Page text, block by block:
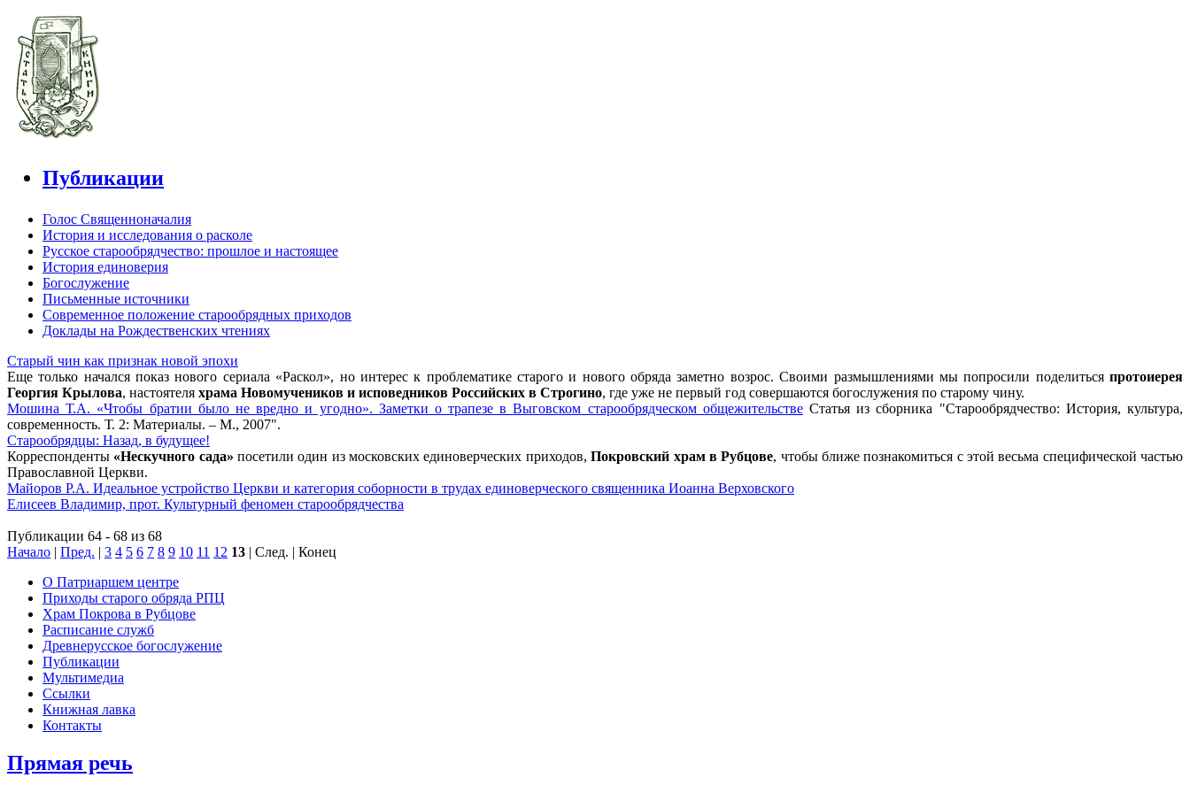
Публикации
Голос Священноначалия
История и исследования о расколе
Русское старообрядчество: прошлое и настоящее
История единоверия
Богослужение
Письменные источники
Современное положение старообрядных приходов
Доклады на Рождественских чтениях
Старый чин как признак новой эпохи
Еще только начался показ нового сериала «Раскол», но интерес к проблематике старого и нового обряда заметно возрос. Своими размышлениями мы попросили поделиться протоиерея
Георгия Крылова, настоятеля храма Новомучеников и исповедников Российских в Строгино, где уже не первый год совершаются богослужения по старому чину.
Мошина Т.А. «Чтобы братии было не вредно и угодно». Заметки о трапезе в Выговском старообрядческом общежительстве Статья из сборника "Старообрядчество: История, культура,
современность. Т. 2: Материалы. – М., 2007".
Старообрядцы: Назад, в будущее!
Корреспонденты «Нескучного сада» посетили один из московских единоверческих приходов,Покровский храм в Рубцове, чтобы ближе познакомиться с этой весьма специфической частью
Православной Церкви.
Майоров Р.А. Идеальное устройство Церкви и категория соборности в трудах единоверческого священника Иоанна Верховского
Елисеев Владимир, прот. Культурный феномен старообрядчества
Публикации 64 - 68 из 68
Начало | Пред. | 3 4 5 6 7 8 9 10 11 12 13 | След. | Конец
О Патриаршем центре
Приходы старого обряда РПЦ
Храм Покрова в Рубцове
Расписание служб
Древнерусское богослужение
Публикации
Мультимедиа
Ссылки
Книжная лавка
Контакты
Прямая речь